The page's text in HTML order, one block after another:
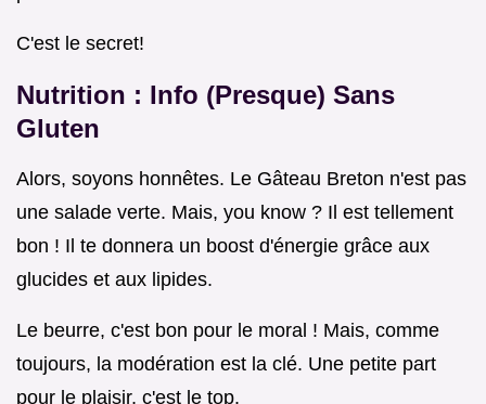
C'est le secret!
Nutrition : Info (Presque) Sans
Gluten
Alors, soyons honnêtes. Le Gâteau Breton n'est pas
une salade verte. Mais, you know ? Il est tellement
bon ! Il te donnera un boost d'énergie grâce aux
glucides et aux lipides.
Le beurre, c'est bon pour le moral ! Mais, comme
toujours, la modération est la clé. Une petite part
pour le plaisir, c'est le top.